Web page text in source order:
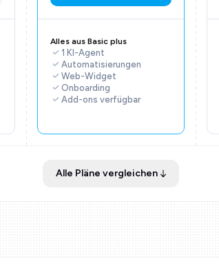
Alles aus Basic plus
1 KI-Agent
Automatisierungen
Web-Widget
Onboarding
Add-ons verfügbar
Alle Pläne vergleichen